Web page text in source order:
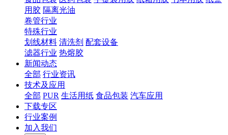
用胶 隔离光油
卷管行业
特殊行业
划线材料 清洗剂 配套设备
滤器行业 热熔胶
新闻动态
全部 行业资讯
技术及应用
全部 PUR 生活用纸 食品包装 汽车应用
下载专区
行业案例
加入我们